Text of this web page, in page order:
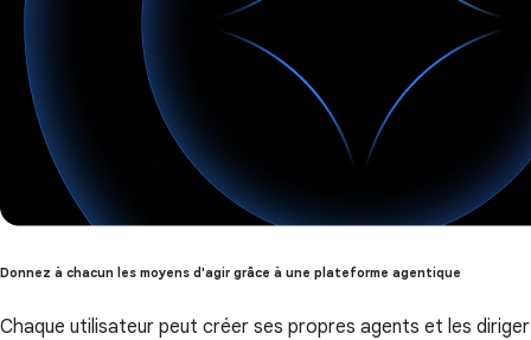
Donnez à chacun les moyens d'agir grâce à une plateforme agentique
Chaque utilisateur peut créer ses propres agents et les diriger